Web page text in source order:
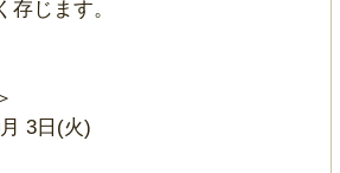
じます。
3日(火)